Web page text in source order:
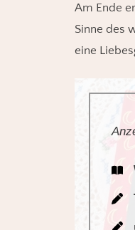
Am Ende
Sinne des
eine